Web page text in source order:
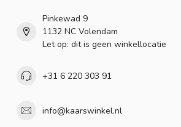
Pinkewad 9
1132 NC Volendam
Let op: dit is geen winkellocatie
+31 6 220 303 91
info@kaarswinkel.nl